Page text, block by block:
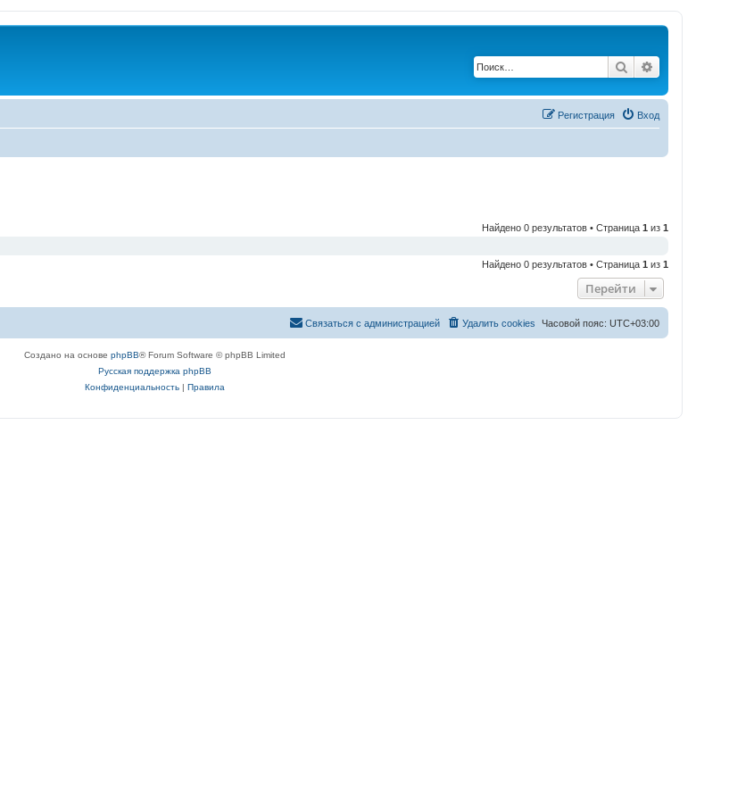
Поиск
Вход
Регистрация
Найдено 0 результатов • Страница 1 из 1
Найдено 0 результатов • Страница 1 из 1
Перейти
Часовой пояс: UTC+03:00
Удалить cookies
Связаться с администрацией
Создано на основе phpBB® Forum Software © phpBB Limited
Русская поддержка phpBB
Конфиденциальность| Правила